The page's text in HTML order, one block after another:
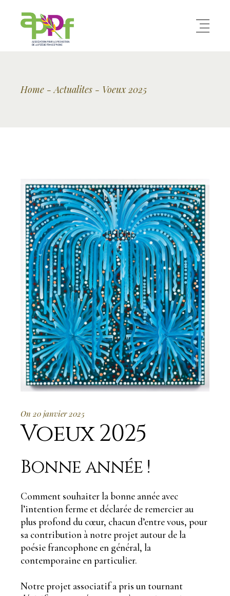
Home Actualites Voeux 2025
On 20 janvier 2025
Voeux 2025
Bonne année !
Comment souhaiter la bonne année avec
l’intention ferme et déclarée de remercier au
plus profond du cœur, chacun d’entre vous, pour
sa contribution à notre projet autour de la
poésie francophone en général, la
contemporaine en particulier.
Notre projet associatif a pris un tournant